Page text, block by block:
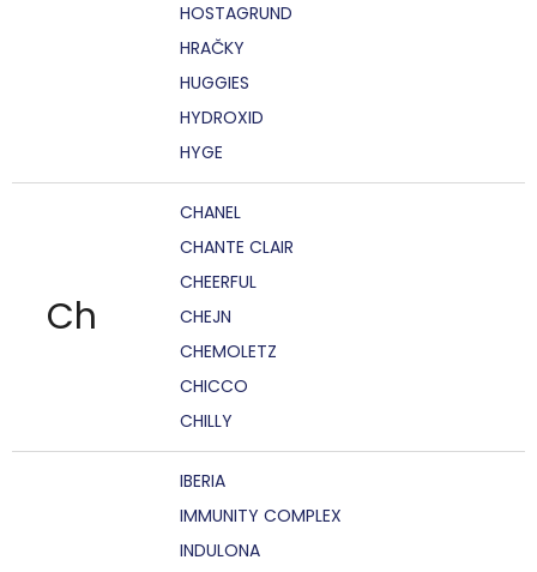
HOSTAGRUND
HRAČKY
HUGGIES
HYDROXID
HYGE
Ch
CHANEL
CHANTE CLAIR
CHEERFUL
CHEJN
CHEMOLETZ
CHICCO
CHILLY
IBERIA
IMMUNITY COMPLEX
INDULONA